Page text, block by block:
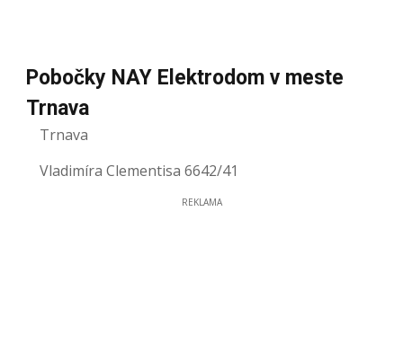
Pobočky NAY Elektrodom v meste
Trnava
Trnava
Vladimíra Clementisa 6642/41
REKLAMA